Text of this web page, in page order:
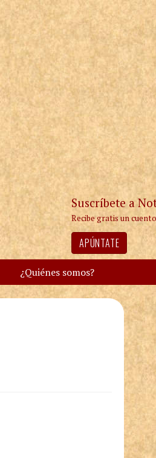
Suscríbete a
Recibe gratis un
APÚNTATE
¿Quiénes somos?